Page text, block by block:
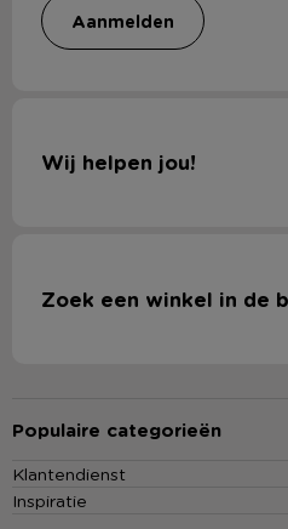
aanmelden
Wij helpen jou!
Zoek een winkel in de
Populaire categorieën
Klantendienst
Inspiratie